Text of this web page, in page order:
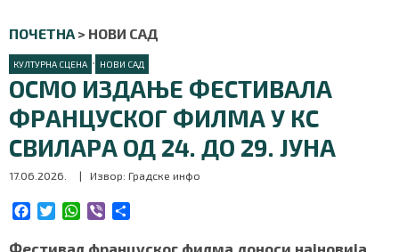
ПОЧЕТНА > НОВИ САД
КУЛТУРНА СЦЕНА • НОВИ САД
ОСМО ИЗДАЊЕ ФЕСТИВАЛА
ФРАНЦУСКОГ ФИЛМА У КС
СВИЛАРА ОД 24. ДО 29. ЈУНА
17.06.2026. | Извор: Градске инфо
c
i
W
a
b
a
Фестивал француског филма доноси најновија
НАЈНОВИЈЕ
НОВИ САД
ПОДКАСТ